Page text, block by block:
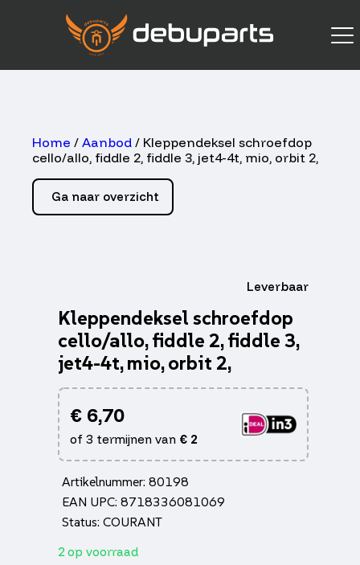
Home / Aanbod / Kleppendeksel schroefdop
cello/allo, fiddle 2, fiddle 3, jet4-4t, mio, orbit 2,
Ga naar overzicht
Leverbaar
Kleppendeksel schroefdop
cello/allo, fiddle 2, fiddle 3,
jet4-4t, mio, orbit 2,
€6,70
of 3 termijnen van €2
Artikelnummer: 80198
EAN UPC: 8718336081069
Status: COURANT
2 op voorraad